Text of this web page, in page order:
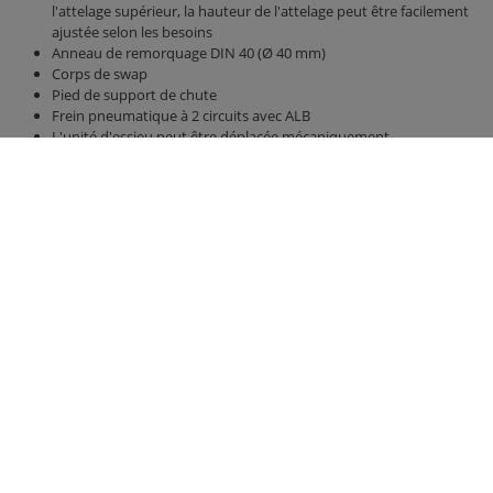
l'attelage supérieur, la hauteur de l'attelage peut être facilement
ajustée selon les besoins
Anneau de remorquage DIN 40 (Ø 40 mm)
Corps de swap
Pied de support de chute
Frein pneumatique à 2 circuits avec ALB
L'unité d'essieu peut être déplacée mécaniquement